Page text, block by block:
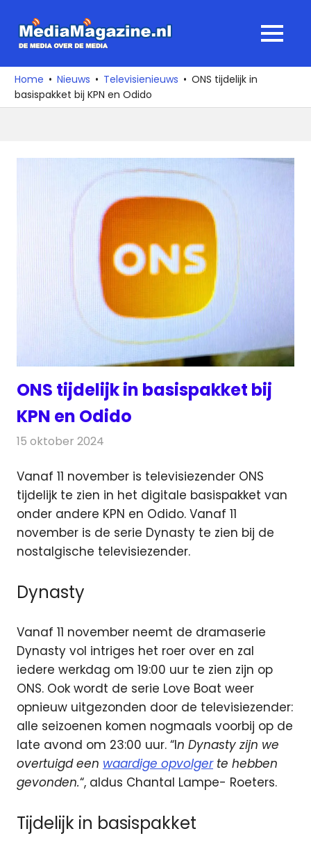
naar
media
over
de
MENU
Home Nieuws Televisienieuws
ONS tijdelijk in
basispakket bij KPN en Odido
ONS tijdelijk in basispakket bij
KPN en Odido
15 oktober 2024
Vanaf 11 november is televisiezender ONS
tijdelijk te zien in het digitale basispakket van
onder andere KPN en Odido. Vanaf 11
november is de serie Dynasty te zien bij de
nostalgische televisiezender.
Dynasty
Vanaf 11 november neemt de dramaserie
Dynasty vol intriges het roer over en zal
iedere werkdag om 19:00 uur te zien zijn op
ONS. Ook wordt de serie Love Boat weer
opnieuw uitgezonden door de televisiezender:
alle seizoenen komen nogmaals voorbij op de
late avond om 23:00 uur. “In Dynasty zijn we
overtuigd een waardige opvolgerte hebben
gevonden.“, aldus Chantal Lampe- Roeters.
Tijdelijk in basispakket